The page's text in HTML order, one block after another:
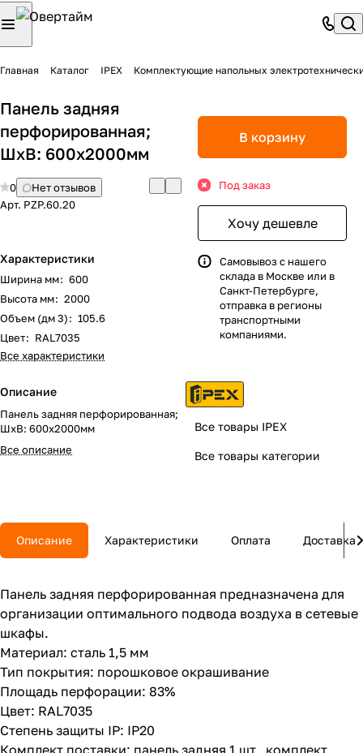
Главная Каталог IPEX Комплектующие напольных
Панель задняя
перфорированная;
ШхВ: 600х2000мм
0
Нет отзывов
Арт. PZP.60.20
Характеристики
Ширина мм: 600
Высота мм: 2000
Объем (дм 3): 105.6
Цвет: RAL7035
Все характеристики
Описание
Панель задняя перфорированная;
ШхВ: 600х2000мм
Все описание
В корзину
Под заказ
Хочу дешевле
Самовывоз с нашего
склада в Москве или в
Санкт-Петербурге,
отправка в регионы
транспортными
компаниями.
Все товары IPEX
Все товары категории
Описание Характеристики Оплата Доставка
Панель задняя перфорированная предназначена для
организации оптимального подвода воздуха в сетевые
шкафы.
Материал: сталь 1,5 мм
Тип покрытия: порошковое окрашивание
Площадь перфорации: 83%
Цвет: RAL7035
Степень защиты IP: IP20
Комплект поставки: панель задняя 1 шт., комплект